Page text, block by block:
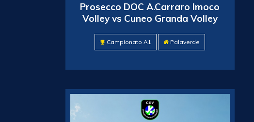
Prosecco DOC A.Carraro Imoco
Volley vs Cuneo Granda Volley
Campionato A1 Palaverde